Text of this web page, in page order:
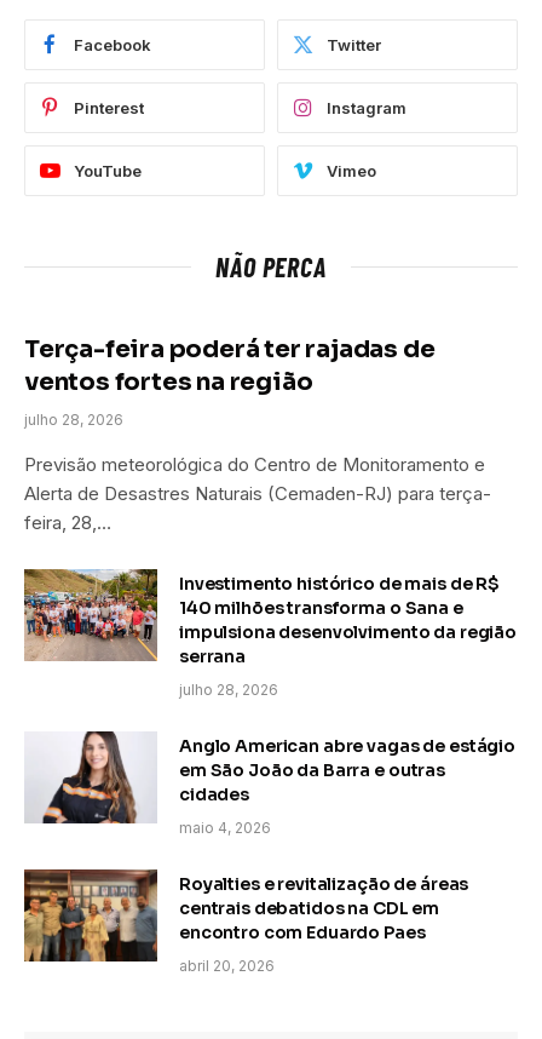
Facebook Twitter
Pinterest Instagram
YouTube Vimeo
NÃO PERCA
Terça-feira poderá ter rajadas de
ventos fortes na região
julho 28, 2026
Previsão meteorológica do Centro de Monitoramento e
Alerta de Desastres Naturais (Cemaden-RJ) para terça-
feira, 28,…
Investimento histórico de mais de R$
140 milhões transforma o Sana e
impulsiona desenvolvimento da região
serrana
julho 28, 2026
Anglo American abre vagas de estágio
em São João da Barra e outras
cidades
maio 4, 2026
Royalties e revitalização de áreas
centrais debatidos na CDL em
encontro com Eduardo Paes
abril 20, 2026